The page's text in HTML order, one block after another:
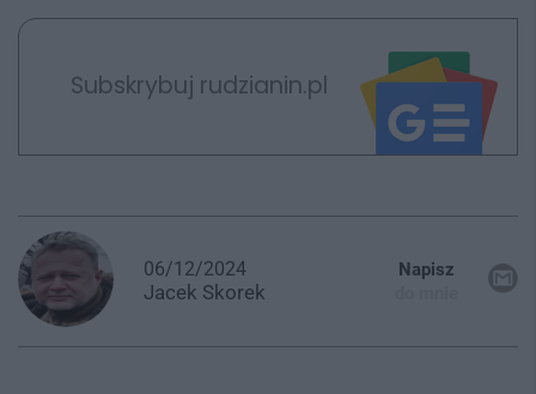
Subskrybuj rudzianin.pl
06/12/2024
Jacek Skorek
Napisz